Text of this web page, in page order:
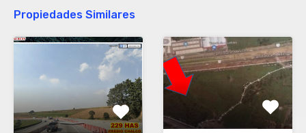
Propiedades Similares